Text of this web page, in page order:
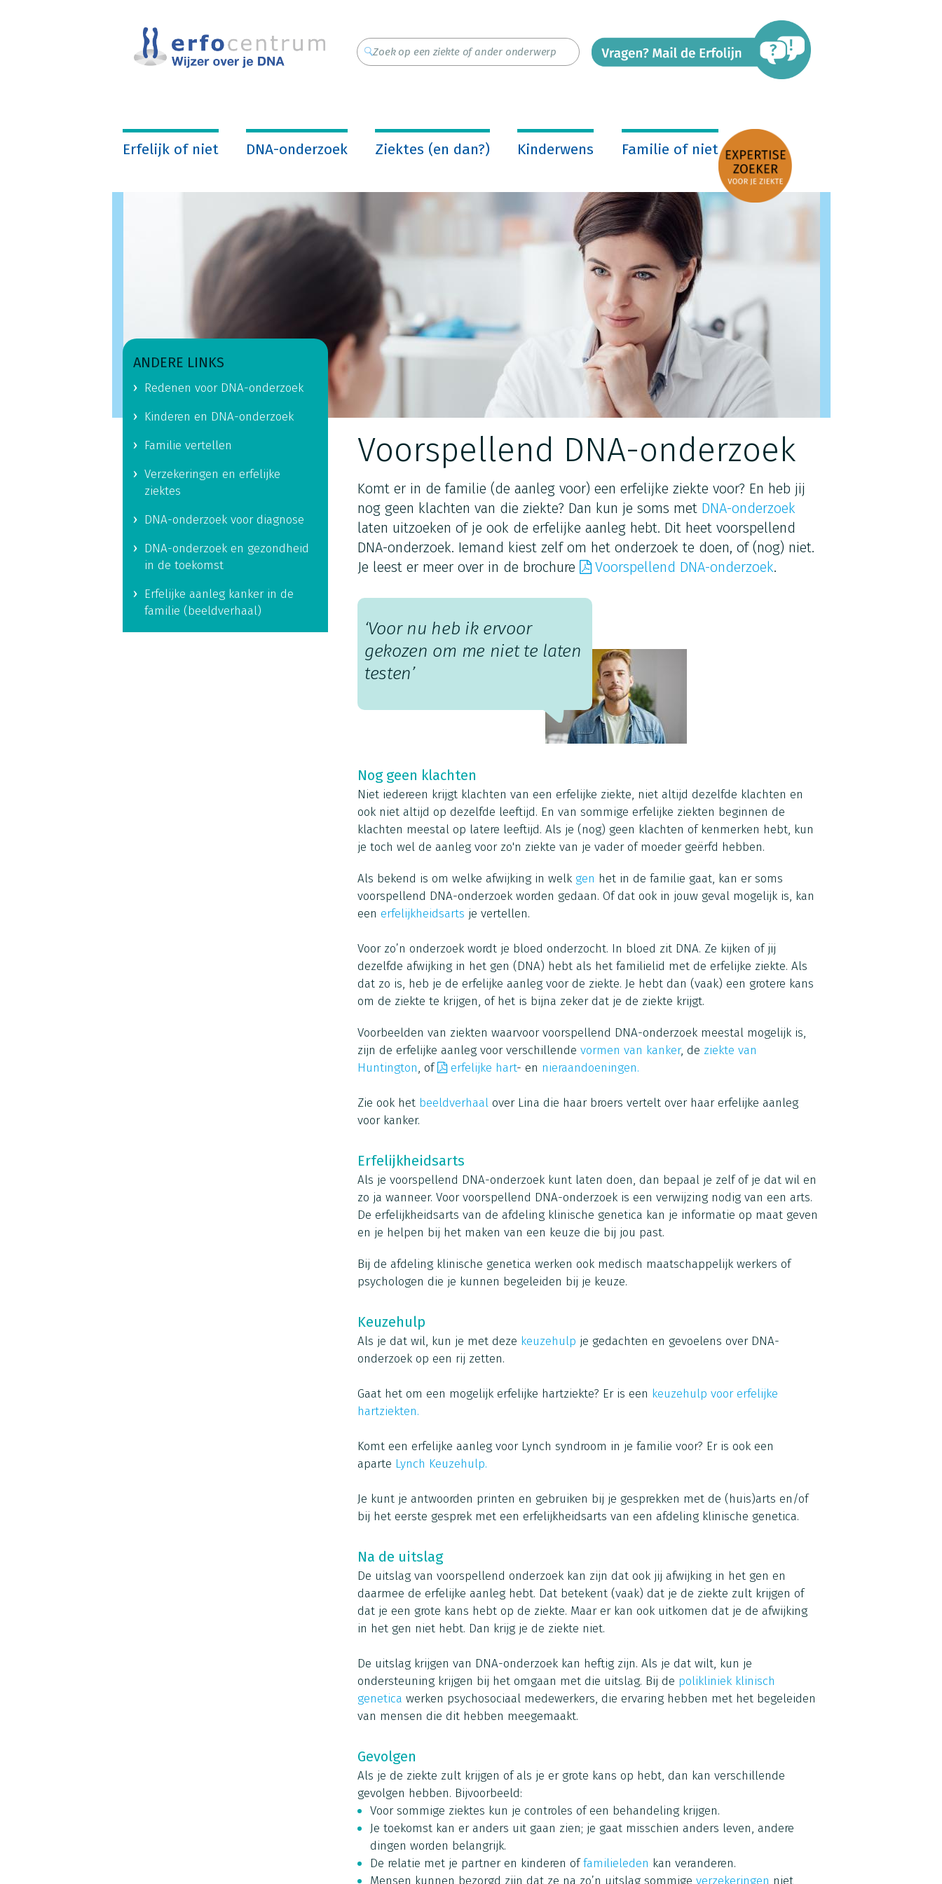
Erfelijk of niet DNA-onderzoek Ziektes (en dan?) Kinderwens Familie of niet
Voorspellend DNA-onderzoek
Komt er in de familie (de aanleg voor) een erfelijke ziekte voor? En heb jij
nog geen klachten van die ziekte? Dan kun je soms met DNA-onderzoek
laten uitzoeken of je ook de erfelijke aanleg hebt. Dit heet voorspellend
DNA-onderzoek. Iemand kiest zelf om het onderzoek te doen, of (nog) niet.
Je leest er meer over in de brochure
Voorspellend DNA-onderzoek.
‘Voor nu heb ik ervoor
gekozen om me niet te laten
testen’
Nog geen klachten
Niet iedereen krijgt klachten van een erfelijke ziekte, niet altijd dezelfde klachten en
ook niet altijd op dezelfde leeftijd. En van sommige erfelijke ziekten beginnen de
klachten meestal op latere leeftijd. Als je (nog) geen klachten of kenmerken hebt, kun
je toch wel de aanleg voor zo'n ziekte van je vader of moeder geërfd hebben.
Als bekend is om welke afwijking in welk gen het in de familie gaat, kan er soms
voorspellend DNA-onderzoek worden gedaan. Of dat ook in jouw geval mogelijk is, kan
een erfelijkheidsarts je vertellen.
Voor zo’n onderzoek wordt je bloed onderzocht. In bloed zit DNA. Ze kijken of jij
dezelfde afwijking in het gen (DNA) hebt als het familielid met de erfelijke ziekte. Als
dat zo is, heb je de erfelijke aanleg voor de ziekte. Je hebt dan (vaak) een grotere kans
om de ziekte te krijgen, of het is bijna zeker dat je de ziekte krijgt.
Voorbeelden van ziekten waarvoor voorspellend DNA-onderzoek meestal mogelijk is,
zijn de erfelijke aanleg voor verschillende vormen van kanker, de ziekte van
Huntington, of erfelijke hart- en nieraandoeningen.
Zie ook het beeldverhaalover Lina die haar broers vertelt over haar erfelijke aanleg
voor kanker.
Erfelijkheidsarts
Als je voorspellend DNA-onderzoek kunt laten doen, dan bepaal je zelf of je dat wil en
zo ja wanneer. Voor voorspellend DNA-onderzoek is een verwijzing nodig van een arts.
De erfelijkheidsarts van de afdeling klinische genetica kan je informatie op maat geven
en je helpen bij het maken van een keuze die bij jou past.
Bij de afdeling klinische genetica werken ook medisch maatschappelijk werkers of
psychologen die je kunnen begeleiden bij je keuze.
Keuzehulp
Als je dat wil, kun je met deze keuzehulp je gedachten en gevoelens over DNA-
onderzoek op een rij zetten.
Gaat het om een mogelijk erfelijke hartziekte? Er is een keuzehulp voor erfelijke
hartziekten.
Komt een erfelijke aanleg voor Lynch syndroom in je familie voor? Er is ook een
aparte Lynch Keuzehulp.
Je kunt je antwoorden printen en gebruiken bij je gesprekken met de (huis)arts en/of
bij het eerste gesprek met een erfelijkheidsarts van een afdeling klinische genetica.
Na de uitslag
De uitslag van voorspellend onderzoek kan zijn dat ook jij afwijking in het gen en
daarmee de erfelijke aanleg hebt. Dat betekent (vaak) dat je de ziekte zult krijgen of
dat je een grote kans hebt op de ziekte. Maar er kan ook uitkomen dat je de afwijking
in het gen niet hebt. Dan krijg je de ziekte niet.
De uitslag krijgen van DNA-onderzoek kan heftig zijn. Als je dat wilt, kun je
ondersteuning krijgen bij het omgaan met die uitslag. Bij de polikliniek klinisch
genetica werken psychosociaal medewerkers, die ervaring hebben met het begeleiden
van mensen die dit hebben meegemaakt.
Gevolgen
Als je de ziekte zult krijgen of als je er grote kans op hebt, dan kan verschillende
gevolgen hebben. Bijvoorbeeld:
Voor sommige ziektes kun je controles of een behandeling krijgen.
Je toekomst kan er anders uit gaan zien; je gaat misschien anders leven, andere
dingen worden belangrijk.
De relatie met je partner en kinderen offamilieleden kan veranderen.
Mensen kunnen bezorgd zijn dat ze na zo’n uitslag sommige verzekeringen niet
ANDERE LINKS
Redenen voor DNA-onderzoek
Kinderen en DNA-onderzoek
Familie vertellen
Verzekeringen en erfelijke
ziektes
DNA-onderzoek voor diagnose
DNA-onderzoek en gezondheid
in de toekomst
Erfelijke aanleg kanker in de
familie (beeldverhaal)